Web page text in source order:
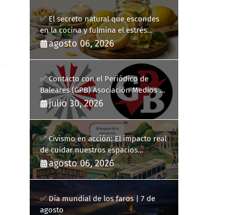
✅ El secreto natural que escondes
en la cocina y fulmina el estrés
diario
agosto 06, 2026
✅ Contacto con el Periódico de
Baleares (GPB) Asociación Medios de
Comunicación Digitales
julio 30, 2026
✅ Civismo en acción: El impacto real
de cuidar nuestros espacios
públicos
agosto 06, 2026
✅ Día mundial de los faros | 7 de
agosto